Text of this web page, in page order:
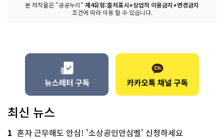
본 저작물은 "공공누리" 제4유형:출처표시+상업적 이용금지+변경금지
조건에 따라 이용 할 수 있습니다.
최신 뉴스
1 혼자 근무해도 안심! '소상공인안심벨' 신청하세요